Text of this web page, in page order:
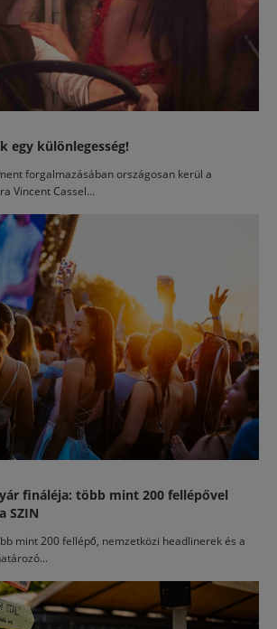
egy különlegesség!
forgalmazásában országosan kerül a
Vincent Cassel...
fináléja: több mint 200 fellépővel
SZIN
mint 200 fellépő, nemzetközi headlinerek és a